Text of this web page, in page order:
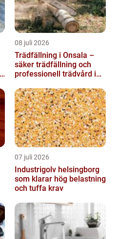
08 juli 2026
Trädfällning i Onsala –
säker trädfällning och
professionell trädvård i
07 juli 2026
Industrigolv helsingborg
som klarar hög belastning
och tuffa krav